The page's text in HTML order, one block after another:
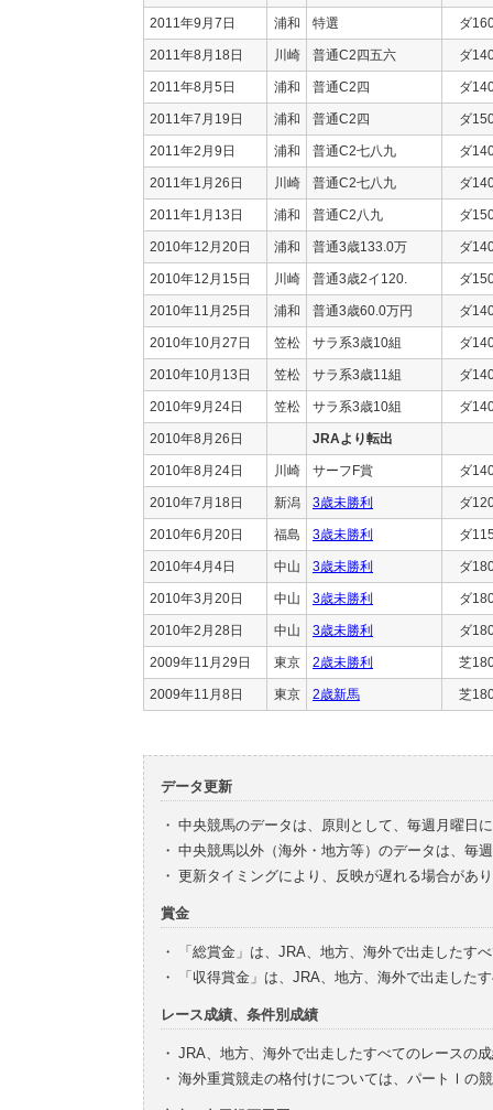
2011年9月7日 浦和 特選 ダ
2011年8月18日 川崎 普通C2四五六 ダ
2011年8月5日 浦和 普通C2四 ダ
2011年7月19日 浦和 普通C2四 ダ
2011年2月9日 浦和 普通C2七八九 ダ
2011年1月26日 川崎 普通C2七八九 ダ
2011年1月13日 浦和 普通C2八九 ダ
2010年12月20日 浦和 普通3歳133.0万 ダ
2010年12月15日 川崎 普通3歳2イ120. ダ
2010年11月25日 浦和 普通3歳60.0万円 ダ
2010年10月27日 笠松 サラ系3歳10組 ダ
2010年10月13日 笠松 サラ系3歳11組 ダ
2010年9月24日 笠松 サラ系3歳10組 ダ
2010年8月26日 JRAより転出
2010年8月24日 川崎 サーフF賞 ダ
2010年7月18日 新潟 3歳未勝利 ダ
2010年6月20日 福島 3歳未勝利 ダ
2010年4月4日 中山 3歳未勝利 ダ
2010年3月20日 中山 3歳未勝利 ダ
2010年2月28日 中山 3歳未勝利 ダ
2009年11月29日 東京 2歳未勝利 芝
2009年11月8日 東京 2歳新馬 芝
データ更新
・ 中央競馬のデータは、原則として、毎週月曜日
・ 中央競馬以外（海外・地方等）のデータは、毎
・ 更新タイミングにより、反映が遅れる場合があ
賞金
・
「総賞金」は、JRA、地方、海外で出走したす
・
「収得賞金」は、JRA、地方、海外で出走した
レース成績、条件別成績
・ JRA、地方、海外で出走したすべてのレースの
・ 海外重賞競走の格付けについては、パートⅠの